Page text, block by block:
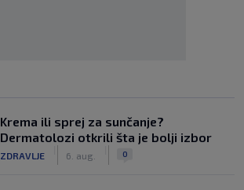
Krema ili sprej za sunčanje?
Dermatolozi otkrili šta je bolji izbor
ZDRAVLJE 6. aug. 0